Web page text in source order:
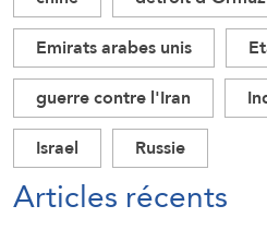
Emirats arabes unis
guerre contre l'Iran
Israel
Russie
Articles récents